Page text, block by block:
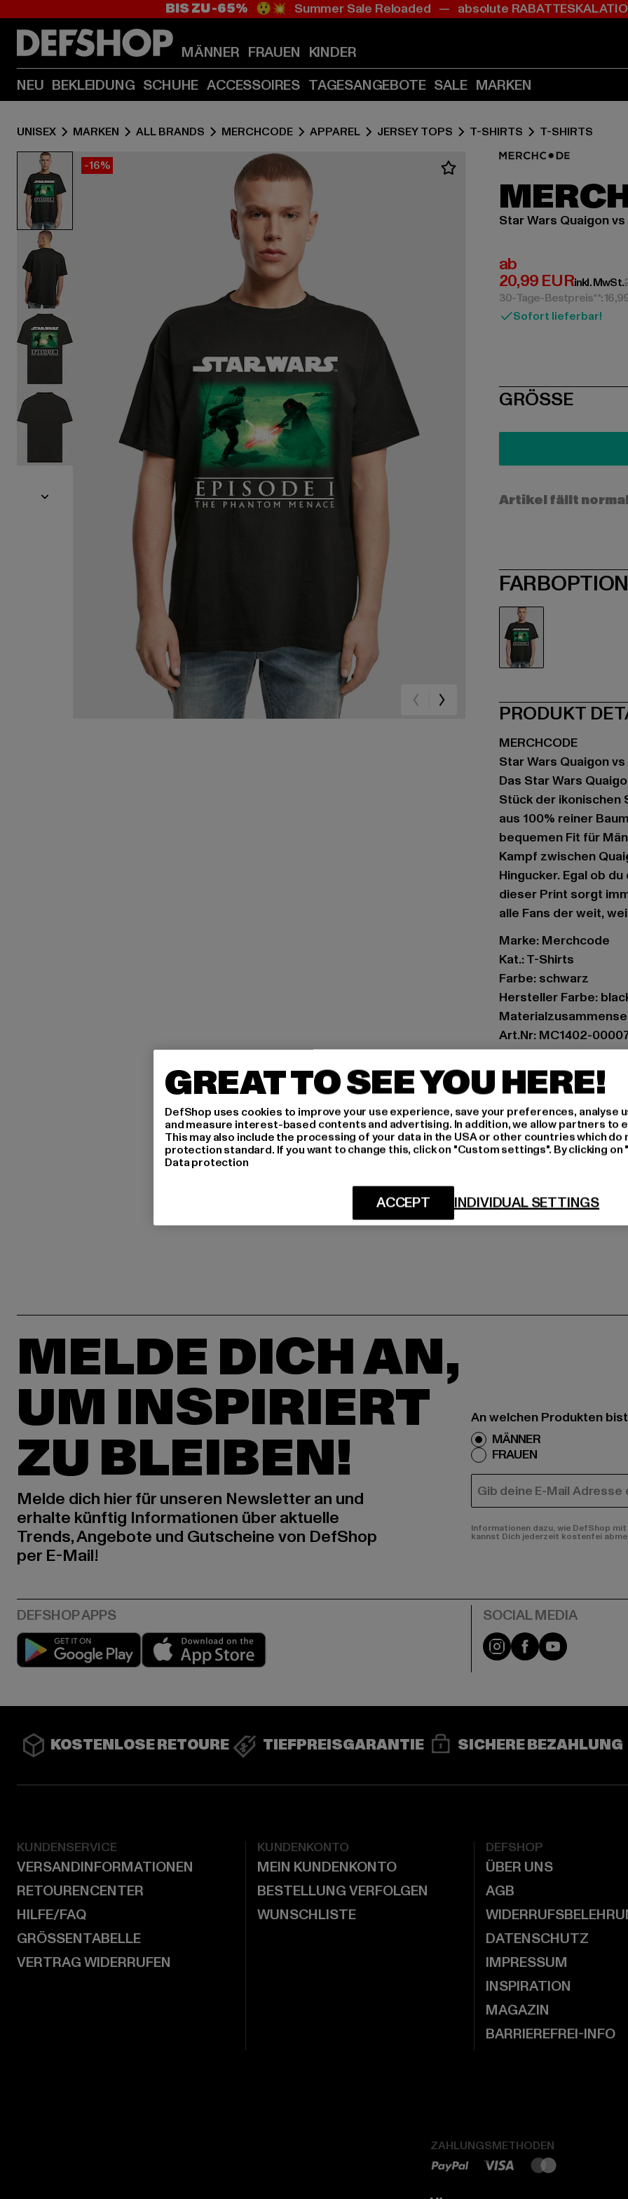
Zum
(Enter
drücken)
Zum
(Enter
drücken)
BIS ZU -65% 😲💥 Summer Sale Reloaded — absolute
MÄNNER FRAUEN KINDER
NEU BEKLEIDUNG SCHUHE ACCESSOIRES TAGESANGEBOTE SALE MARKEN
UNISEX MARKEN ALL BRANDS MERCHCODE APPAREL JERSEY TOPS T-SHIRTS T-SHIRTS
-16%
Star Wars Quaigon
ab
20,99 EUR
Derzeitiger Preis:
inkl. MwSt.
30-Tage-Bestpreis**:
Sofort lieferbar!
SIZE
GRÖSSE
Artikel fällt
PRODUKT
MERCHCODE
Star Wars Quaigon
Das Star Wars
Stück der ikonischen
aus 100% reiner
bequemen Fit für
Kampf zwischen
Hingucker. Egal ob
dieser Print sorgt
alle Fans der weit,
Marke: Merchcode
Kat.: T-Shirts
Farbe: schwarz
Hersteller Farbe:
Art.Nr: MC1402-
Hersteller: TB
Dr.-Robert-Murjahn-
GRÖSSE
LIEFERUNG &
MELDE DICH AN,
UM INSPIRIERT
ZU BLEIBEN!
Melde dich hier für unseren Newsletter an und
erhalte künftig Informationen über aktuelle
Trends, Angebote und Gutscheine von DefShop
per E-Mail!
An welchen Produkten
MÄNNER
FRAUEN
E-MAIL
Informationen dazu, wie DefShop
kannst Dich jederzeit kostenfei
Play market Instagram
FacebookYouTube
KOSTENLOSE RETOURE TIEFPREISGARANTIE SICHERE BEZAHLUNG
KUNDENSERVICE
VERSANDINFORMATIONEN
RETOURENCENTER
HILFE/FAQ
GRÖSSENTABELLE
VERTRAG WIDERRUFEN
KUNDENKONTO
MEIN KUNDENKONTO
BESTELLUNG VERFOLGEN
WUNSCHLISTE
DEFSHOP
ÜBER UNS
AGB
DATENSCHUTZ
IMPRESSUM
INSPIRATION
MAGAZIN
BARRIEREFREI-INFO
ZAHLUNGSMETHODEN
GREAT TO SEE YOU HERE!
DefShop uses cookies to improve your use experience, save your preferences, analyse
and measure interest-based contents and advertising. In addition, we allow partners to
This may also include the processing of your data in the USA or other countries which do
protection standard. If you want to change this, click on "Custom settings". By clicking
Data protection
INDIVIDUAL SETTINGS
ACCEPT